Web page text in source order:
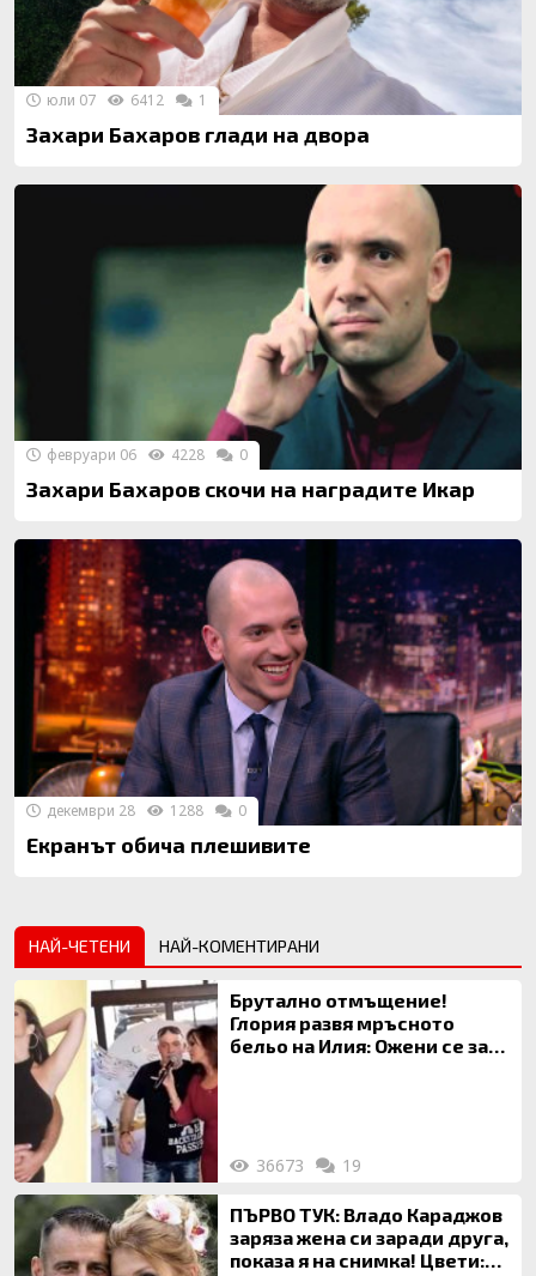
Захари Бахаров глади на двора
юли 07 6412 1
Захари Бахаров скочи на наградите Икар
февруари 06 4228 0
Екранът обича плешивите
декември 28 1288 0
НАЙ-ЧЕТЕНИ НАЙ-КОМЕНТИРАНИ
Брутално отмъщение!
Глория развя мръсното
бельо на Илия: Ожени се за
36673 19
ПЪРВО ТУК: Владо Караджов
заряза жена си заради друга,
показа я на снимка! Цвети: